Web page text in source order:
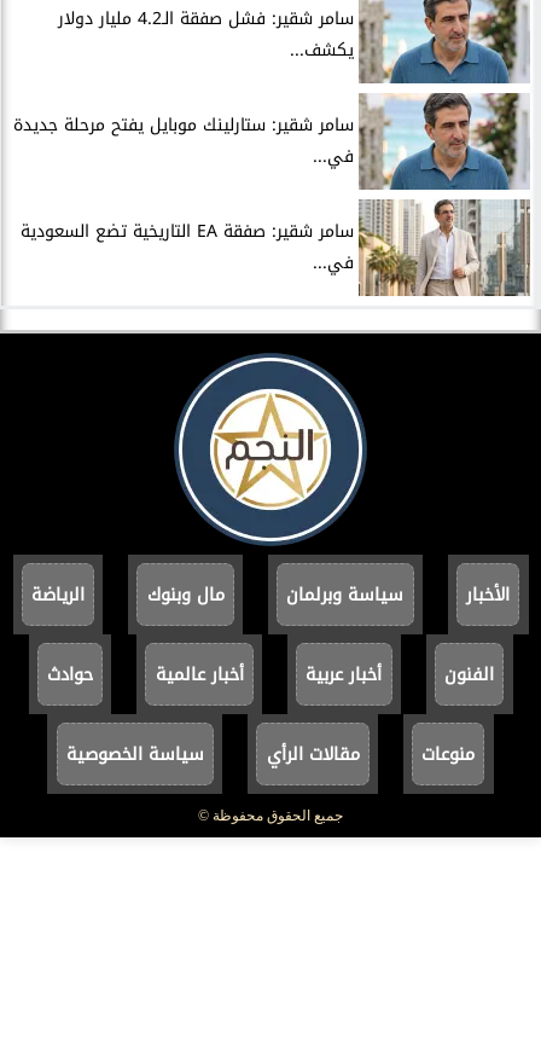
سامر شقير: فشل صفقة الـ4.2 مليار دولار
يكشف...
سامر شقير: ستارلينك موبايل يفتح مرحلة جديدة
في...
سامر شقير: صفقة EA التاريخية تضع السعودية
في...
الأخبار سياسة وبرلمان مال وبنوك الرياضة
الفنون أخبار عربية أخبار عالمية حوادث
منوعات مقالات الرأي سياسة الخصوصية
جميع الحقوق محفوظة ©